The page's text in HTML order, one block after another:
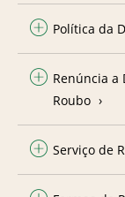
Política da
Renúncia a
Roubo
Serviço de